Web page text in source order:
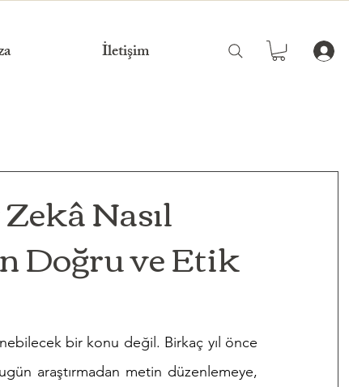
İletişim
Nasıl
Doğru ve Etik
bir konu değil. Birkaç yıl önce
araştırmadan metin düzenlemeye,